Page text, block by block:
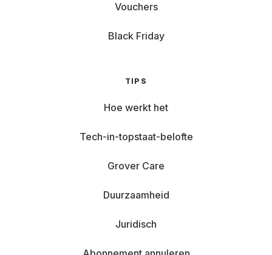
Vouchers
Black Friday
TIPS
Hoe werkt het
Tech-in-topstaat-belofte
Grover Care
Duurzaamheid
Juridisch